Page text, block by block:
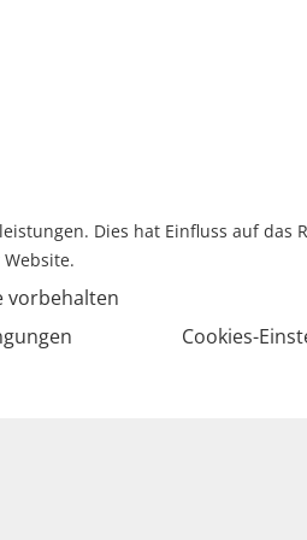
Dies hat Einfluss auf das
vorbehalten
Cookies-